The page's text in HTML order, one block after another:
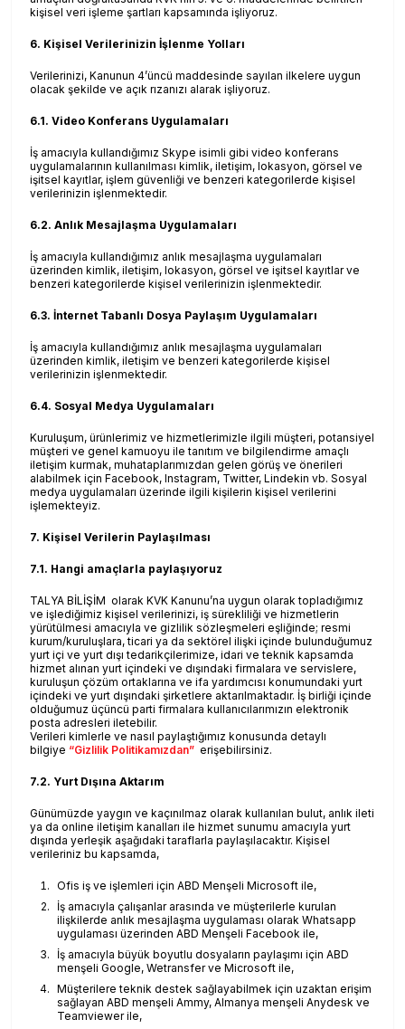
kişisel veri işleme şartları kapsamında işliyoruz.
6. Kişisel Verilerinizin İşlenme Yolları
Verilerinizi, Kanunun 4’üncü maddesinde sayılan ilkelere uygun
olacak şekilde ve açık rızanızı alarak işliyoruz.
6.1. Video Konferans Uygulamaları
İş amacıyla kullandığımız Skype isimli gibi video konferans
uygulamalarının kullanılması kimlik, iletişim, lokasyon, görsel ve
işitsel kayıtlar, işlem güvenliği ve benzeri kategorilerde kişisel
verilerinizin işlenmektedir.
6.2. Anlık Mesajlaşma Uygulamaları
İş amacıyla kullandığımız anlık mesajlaşma uygulamaları
üzerinden kimlik, iletişim, lokasyon, görsel ve işitsel kayıtlar ve
benzeri kategorilerde kişisel verilerinizin işlenmektedir.
6.3. İnternet Tabanlı Dosya Paylaşım Uygulamaları
İş amacıyla kullandığımız anlık mesajlaşma uygulamaları
üzerinden kimlik, iletişim ve benzeri kategorilerde kişisel
verilerinizin işlenmektedir.
6.4. Sosyal Medya Uygulamaları
Kuruluşum, ürünlerimiz ve hizmetlerimizle ilgili müşteri, potansiyel
müşteri ve genel kamuoyu ile tanıtım ve bilgilendirme amaçlı
iletişim kurmak, muhataplarımızdan gelen görüş ve önerileri
alabilmek için Facebook, Instagram, Twitter, Lindekin vb. Sosyal
medya uygulamaları üzerinde ilgili kişilerin kişisel verilerini
işlemekteyiz.
7. Kişisel Verilerin Paylaşılması
7.1. Hangi amaçlarla paylaşıyoruz
TALYA BİLİŞİM olarak KVK Kanunu’na uygun olarak topladığımız
ve işlediğimiz kişisel verilerinizi, iş sürekliliği ve hizmetlerin
yürütülmesi amacıyla ve gizlilik sözleşmeleri eşliğinde; resmi
kurum/kuruluşlara, ticari ya da sektörel ilişki içinde bulunduğumuz
yurt içi ve yurt dışı tedarikçilerimize, idari ve teknik kapsamda
hizmet alınan yurt içindeki ve dışındaki firmalara ve servislere,
kuruluşun çözüm ortaklarına ve ifa yardımcısı konumundaki yurt
içindeki ve yurt dışındaki şirketlere aktarılmaktadır. İş birliği içinde
olduğumuz üçüncü parti firmalara kullanıcılarımızın elektronik
posta adresleri iletebilir.
Verileri kimlerle ve nasıl paylaştığımız konusunda detaylı
bilgiye “Gizlilik Politikamızdan” erişebilirsiniz.
7.2. Yurt Dışına Aktarım
Günümüzde yaygın ve kaçınılmaz olarak kullanılan bulut, anlık ileti
ya da online iletişim kanalları ile hizmet sunumu amacıyla yurt
dışında yerleşik aşağıdaki taraflarla paylaşılacaktır. Kişisel
verileriniz bu kapsamda,
Ofis iş ve işlemleri için ABD Menşeli Microsoft ile,
İş amacıyla çalışanlar arasında ve müşterilerle kurulan
ilişkilerde anlık mesajlaşma uygulaması olarak Whatsapp
uygulaması üzerinden ABD Menşeli Facebook ile,
İş amacıyla büyük boyutlu dosyaların paylaşımı için ABD
menşeli Google, Wetransfer ve Microsoft ile,
Müşterilere teknik destek sağlayabilmek için uzaktan erişim
sağlayan ABD menşeli Ammy, Almanya menşeli Anydesk ve
Teamviewer ile,